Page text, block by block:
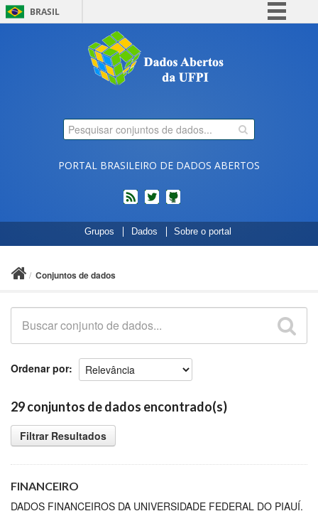
BRASIL
Comunica BR
Participe
Legislação
PORTAL BRASILEIRO DE DADOS ABERTOS
feed twitterCódigos
fonte
de
no
Grupos Dados Sobre o portal
Conjuntos de dados
Ordenar por
29 conjuntos de dados encontrado(s)
Filtrar Resultados
FINANCEIRO
DADOS FINANCEIROS DA UNIVERSIDADE FEDERAL DO PIAUÍ.